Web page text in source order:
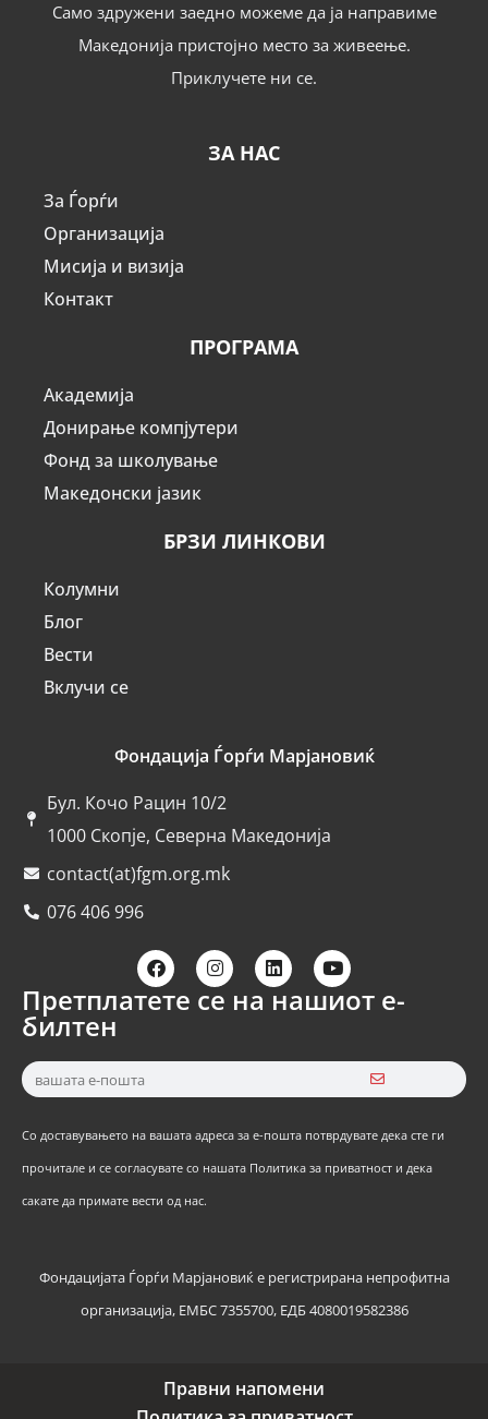
Само здружени заедно можеме да ја направиме
Македонија пристојно место за живеење.
Приклучете ни се.
ЗА НАС
За Ѓорѓи
Организација
Мисија и визија
Контакт
ПРОГРАМА
Академија
Донирање компјутери
Фонд за школување
Македонски јазик
БРЗИ ЛИНКОВИ
Колумни
Блог
Вести
Вклучи се
Фондација Ѓорѓи Марјановиќ
Бул. Кочо Рацин 10/2
1000 Скопје, Северна Македонија
contact(at)fgm.org.mk
076 406 996
Претплатете се на нашиот е-
билтен
Со доставувањето на вашата адреса за е-пошта потврдувате дека сте ги
прочитале и се согласувате со нашата Политика за приватност и дека
сакате да примате вести од нас.
Фондацијата Ѓорѓи Марјановиќ е регистрирана непрофитна
организација, ЕМБС 7355700, ЕДБ 4080019582386
Правни напомени